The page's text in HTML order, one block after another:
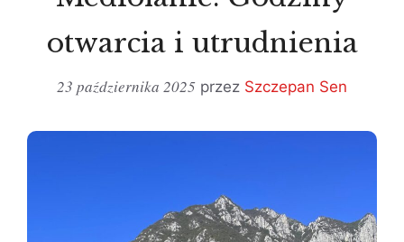
otwarcia i utrudnienia
23 października 2025 przez Szczepan Sen